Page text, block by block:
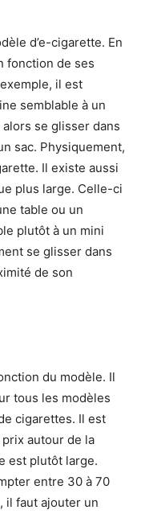
d’e-cigarette. En
fonction de ses
il est
semblable à un
se glisser dans
sac. Physiquement,
Il existe aussi
plus large. Celle-ci
table ou un
plutôt à un mini
se glisser dans
de son
du modèle. Il
tous les modèles
cigarettes. Il est
autour de la
est plutôt large.
entre 30 à 70
il faut ajouter un